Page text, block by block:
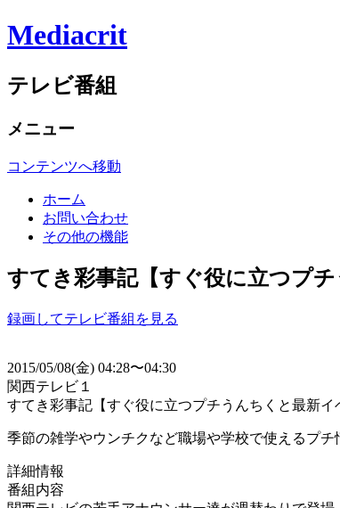
Mediacrit
テレビ番組
メニュー
コンテンツへ移動
ホーム
お問い合わせ
その他の機能
すてき彩事記【すぐ役に立つプ
録画してテレビ番組を見る
2015/05/08(金) 04:28〜04:30
関西テレビ１
すてき彩事記【すぐ役に立つプチうんちくと最新イ
季節の雑学やウンチクなど職場や学校で使えるプ
詳細情報
番組内容